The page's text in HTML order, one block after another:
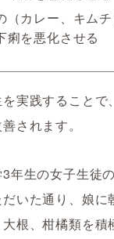
（カレー、キム
痢を悪化させる
実践することで
されます。
年生の女子生徒
いた通り、娘に
根、柑橘類を積